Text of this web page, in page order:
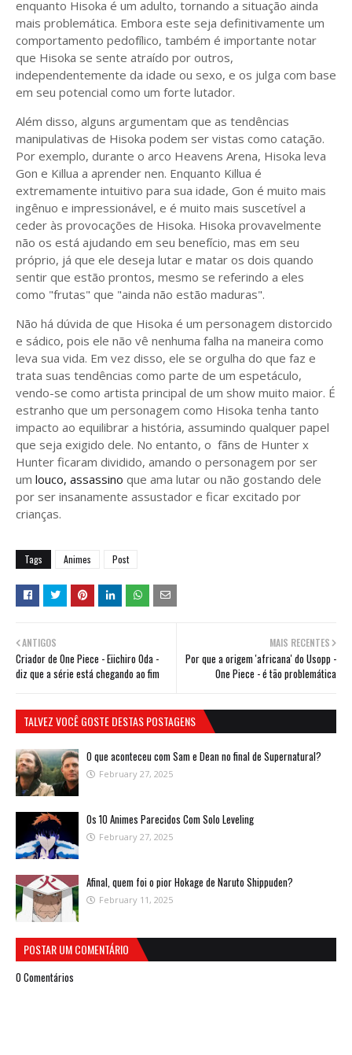
enquanto Hisoka é um adulto, tornando a situação ainda
mais problemática. Embora este seja definitivamente um
comportamento pedofílico, também é importante notar
que Hisoka se sente atraído por outros,
independentemente da idade ou sexo, e os julga com base
em seu potencial como um forte lutador.
Além disso, alguns argumentam que as tendências
manipulativas de Hisoka podem ser vistas como catação.
Por exemplo, durante o arco Heavens Arena, Hisoka leva
Gon e Killua a aprender nen. Enquanto Killua é
extremamente intuitivo para sua idade, Gon é muito mais
ingênuo e impressionável, e é muito mais suscetível a
ceder às provocações de Hisoka. Hisoka provavelmente
não os está ajudando em seu benefício, mas em seu
próprio, já que ele deseja lutar e matar os dois quando
sentir que estão prontos, mesmo se referindo a eles
como "frutas" que "ainda não estão maduras".
Não há dúvida de que Hisoka é um personagem distorcido
e sádico, pois ele não vê nenhuma falha na maneira como
leva sua vida. Em vez disso, ele se orgulha do que faz e
trata suas tendências como parte de um espetáculo,
vendo-se como artista principal de um show muito maior. É
estranho que um personagem como Hisoka tenha tanto
impacto ao equilibrar a história, assumindo qualquer papel
que seja exigido dele. No entanto, o fãns de Hunter x
Hunter ficaram dividido, amando o personagem por ser
um louco, assassino que ama lutar ou não gostando dele
por ser insanamente assustador e ficar excitado por
crianças.
Tags Animes Post
MAIS RECENTES
Por que a origem 'africana' do Usopp -
One Piece - é tão problemática
ANTIGOS
Criador de One Piece - Eiichiro Oda -
diz que a série está chegando ao fim
TALVEZ VOCÊ GOSTE DESTAS POSTAGENS
O que aconteceu com Sam e Dean no final de Supernatural?
February 27, 2025
Os 10 Animes Parecidos Com Solo Leveling
February 27, 2025
Afinal, quem foi o pior Hokage de Naruto Shippuden?
February 11, 2025
POSTAR UM COMENTÁRIO
0 Comentários